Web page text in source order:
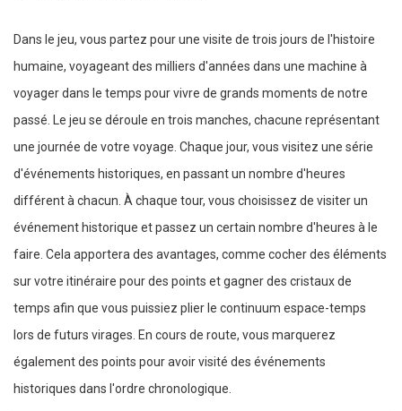
Dans le jeu, vous partez pour une visite de trois jours de l'histoire
humaine, voyageant des milliers d'années dans une machine à
voyager dans le temps pour vivre de grands moments de notre
passé. Le jeu se déroule en trois manches, chacune représentant
une journée de votre voyage. Chaque jour, vous visitez une série
d'événements historiques, en passant un nombre d'heures
différent à chacun. À chaque tour, vous choisissez de visiter un
événement historique et passez un certain nombre d'heures à le
faire. Cela apportera des avantages, comme cocher des éléments
sur votre itinéraire pour des points et gagner des cristaux de
temps afin que vous puissiez plier le continuum espace-temps
lors de futurs virages. En cours de route, vous marquerez
également des points pour avoir visité des événements
historiques dans l'ordre chronologique.